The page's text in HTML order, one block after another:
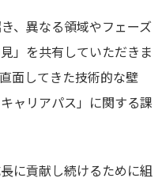
、異なる領域やフェーズ
」を共有していただきま
面してきた技術的な壁
ャリアパス」に関する課
に貢献し続けるために組